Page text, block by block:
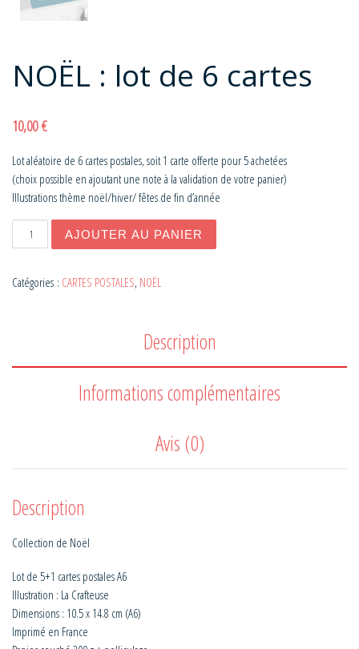
NOËL : lot de 6 cartes
10,00€
Lot aléatoire de 6 cartes postales, soit 1 carte offerte pour 5 achetées
(choix possible en ajoutant une note à la validation de votre panier)
Illustrations thème noël/hiver/ fêtes de fin d’année
quantité de NOËL : lot de 6 cartes
AJOUTER AU PANIER
Catégories : CARTES POSTALES, NOËL
Description
Informations complémentaires
Avis (0)
Description
Collection de Noël
Lot de 5+1 cartes postales A6
Illustration : La Crafteuse
Dimensions : 10.5 x 14.8 cm (A6)
Imprimé en France